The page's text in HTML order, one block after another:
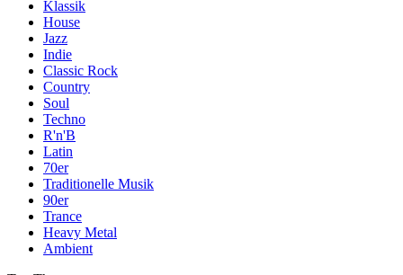
Klassik
House
Jazz
Indie
Classic Rock
Country
Soul
Techno
R'n'B
Latin
70er
Traditionelle Musik
90er
Trance
Heavy Metal
Ambient